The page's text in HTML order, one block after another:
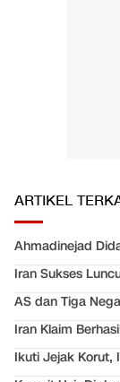
ARTIKEL
Ahmadinejad
Iran Sukses
AS dan Tiga
Iran Klaim
Ikuti Jejak Korut,